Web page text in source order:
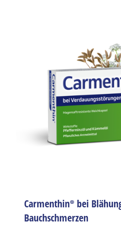
Carmenthin® bei
Bauchschmerzen